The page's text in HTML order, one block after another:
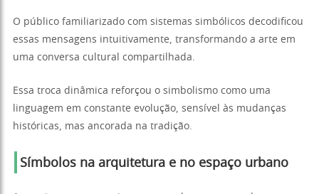
O público familiarizado com sistemas simbólicos decodificou
essas mensagens intuitivamente, transformando a arte em
uma conversa cultural compartilhada.
Essa troca dinâmica reforçou o simbolismo como uma
linguagem em constante evolução, sensível às mudanças
históricas, mas ancorada na tradição.
Símbolos na arquitetura e no espaço urbano